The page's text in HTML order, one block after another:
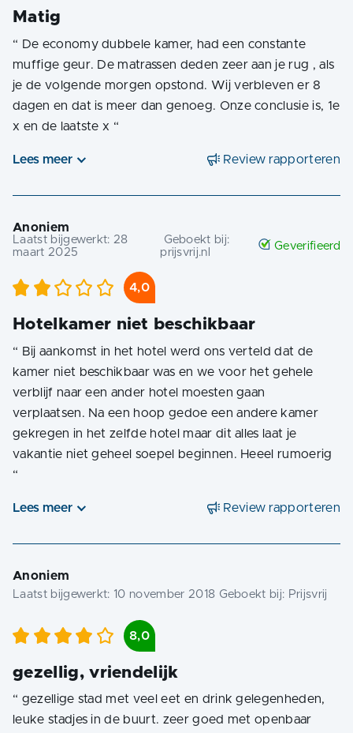
Matig
“ De economy dubbele kamer, had een constante
muffige geur. De matrassen deden zeer aan je rug , als
je de volgende morgen opstond. Wij verbleven er 8
dagen en dat is meer dan genoeg. Onze conclusie is, 1e
x en de laatste x “
Lees meer Review rapporteren
Anoniem
Laatst bijgewerkt: 28
maart 2025
Geboekt bij:
prijsvrij.nl
Geverifieerd
4,0
Hotelkamer niet beschikbaar
“ Bij aankomst in het hotel werd ons verteld dat de
kamer niet beschikbaar was en we voor het gehele
verblijf naar een ander hotel moesten gaan
verplaatsen. Na een hoop gedoe een andere kamer
gekregen in het zelfde hotel maar dit alles laat je
vakantie niet geheel soepel beginnen. Heeel rumoerig
“
Lees meer Review rapporteren
Anoniem
Laatst bijgewerkt: 10 november 2018 Geboekt bij: Prijsvrij
8,0
gezellig, vriendelijk
“ gezellige stad met veel eet en drink gelegenheden,
leuke stadjes in de buurt. zeer goed met openbaar